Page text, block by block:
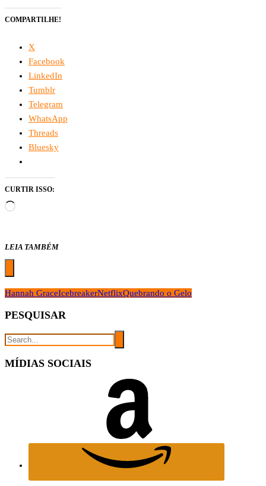
COMPARTILHE!
X
Facebook
LinkedIn
Tumblr
Telegram
WhatsApp
Threads
Bluesky
CURTIR ISSO:
Carregando...
LEIA TAMBÉM
Hannah GraceIcebreakerNetflixQuebrando o Gelo
PESQUISAR
MÍDIAS SOCIAIS